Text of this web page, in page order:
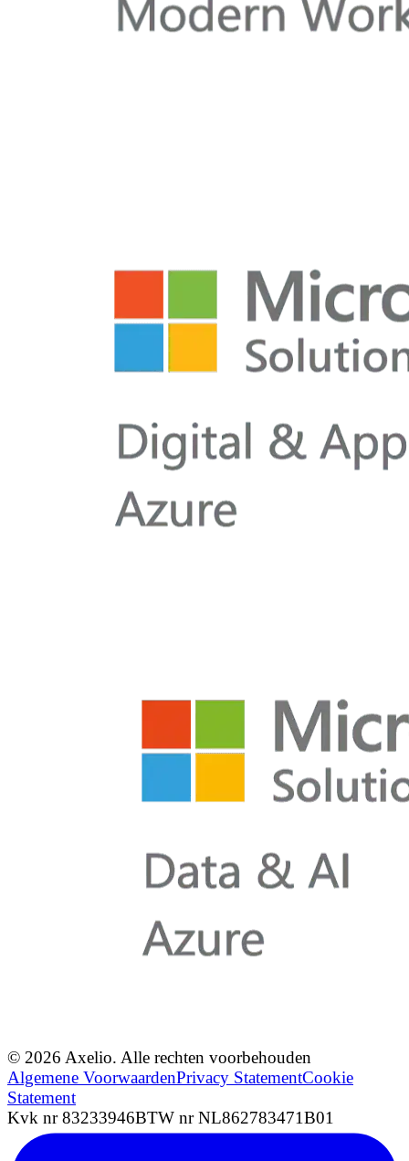
© 2026 Axelio. Alle rechten voorbehouden
Algemene VoorwaardenPrivacy StatementCookie
Statement
Kvk nr 83233946BTW nr NL862783471B01